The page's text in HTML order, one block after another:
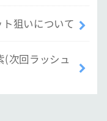
ト狙いについて
次回ラッシュ